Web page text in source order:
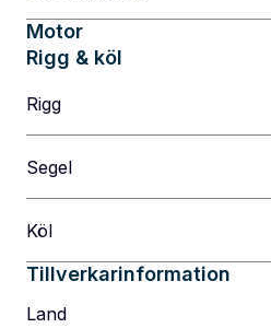
Motor
Rigg & köl
Rigg
Segel
Köl
Tillverkarinformation
Land